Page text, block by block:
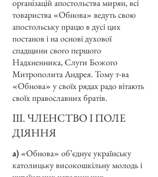
організацій апостольства мирян, всі
товариства «Обнова» ведуть свою
апостольську працю в дусі цих
постанов і на основі духової
спадщини свого першого
Надхненника, Слуги Божого
Митрополита Андрея. Тому т-ва
«Обнова» у своїх рядах радо вітають
своїх православних братів.
III. ЧЛЕНСТВО І ПОЛЕ
ДІЯННЯ
а) «Обнова» об’єднує українську
католицьку високошкільну молодь і